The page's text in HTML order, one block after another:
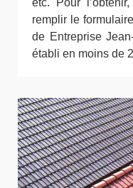
etc. Pour
remplir le
de Entreprise
établi en moins de